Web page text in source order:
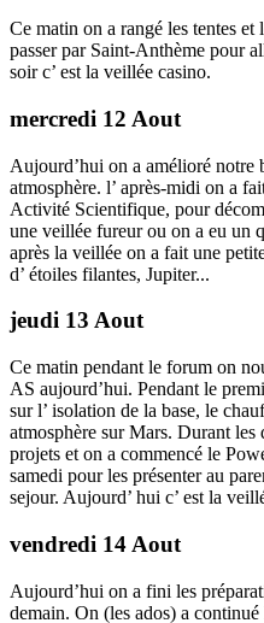
Ce matin on a rangé les tentes
passer par Saint-Anthème pour
soir c’ est la veillée casino.
mercredi 12 Aout
Aujourd’hui on a amélioré notre
atmosphère. l’ après-midi on a
Activité Scientifique, pour
une veillée fureur ou on a eu un
après la veillée on a fait une
d’ étoiles filantes, Jupiter...
jeudi 13 Aout
Ce matin pendant le forum on
AS aujourd’hui. Pendant le
sur l’ isolation de la base, le
atmosphère sur Mars. Durant
projets et on a commencé le
samedi pour les présenter au
sejour. Aujourd’ hui c’ est la
vendredi 14 Aout
Aujourd’hui on a fini les
demain. On (les ados) a continué